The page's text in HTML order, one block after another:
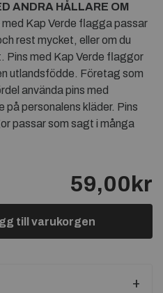
ANDRA HÅLLARE OM
med Kap Verde flagga passar
rest mycket, eller om du
Pins med Kap Verde flaggor
utlandsfödde. Företag som
använda pins med
personalens kläder. Pins
passar som sagt i många
59,00kr
till varukorgen